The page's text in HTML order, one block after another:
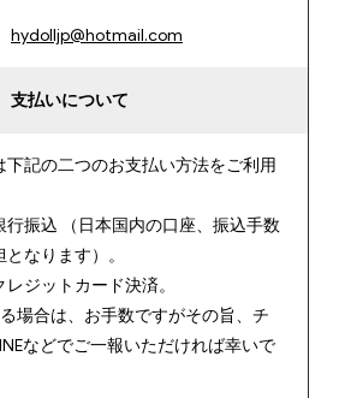
hydolljp@hotmail.com
支払いについて
下記の二つのお支払い方法をご利用
振込 （日本国内の口座、振込手数
なります）。
ジットカード決済。
場合は、お手数ですがその旨、チ
などでご一報いただければ幸いで